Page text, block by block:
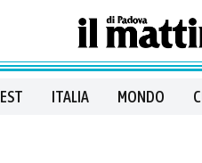
ITALIA MONDO